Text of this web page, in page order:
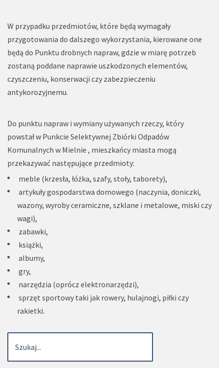
W przypadku przedmiotów, które będą wymagały
przygotowania do dalszego wykorzystania, kierowane one
będą do Punktu drobnych napraw, gdzie w miarę potrzeb
zostaną poddane naprawie uszkodzonych elementów,
czyszczeniu, konserwacji czy zabezpieczeniu
antykorozyjnemu.
Do punktu napraw i wymiany używanych rzeczy, który
powstał w Punkcie Selektywnej Zbiórki Odpadów
Komunalnych w Mielnie , mieszkańcy miasta mogą
przekazywać następujące przedmioty:
meble (krzesła, łóżka, szafy, stoły, taborety),
artykuły gospodarstwa domowego (naczynia, doniczki,
wazony, wyroby ceramiczne, szklane i metalowe, miski czy
wagi),
zabawki,
książki,
albumy,
gry,
narzędzia (oprócz elektronarzędzi),
sprzęt sportowy taki jak rowery, hulajnogi, piłki czy
rakietki.